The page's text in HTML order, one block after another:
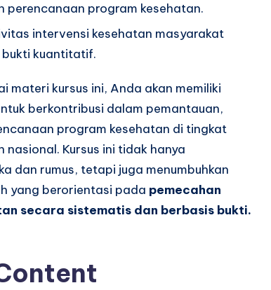
perencanaan program kesehatan.
intervensi kesehatan masyarakat
kuantitatif.
materi kursus ini, Anda akan memiliki
berkontribusi dalam pemantauan,
program kesehatan di tingkat
nasional. Kursus ini tidak hanya
dan rumus, tetapi juga menumbuhkan
yang berorientasi pada pemecahan
secara sistematis dan berbasis bukti.